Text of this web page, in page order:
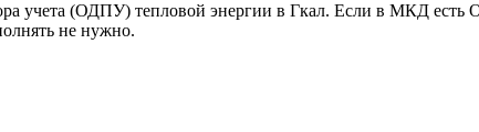
учета (ОДПУ) тепловой энергии в Гкал. Если в МКД есть
не нужно.